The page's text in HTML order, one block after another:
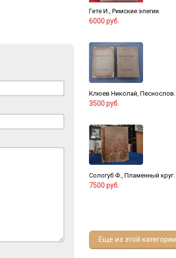
Гете И., Римские элегии.
6000 руб.
Клюев Николай, Песнослов.
3500 руб.
Сологуб Ф., Пламенный круг.
7500 руб.
Еще из этой категории